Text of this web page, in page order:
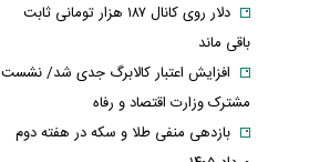
دلار روی کانال ۱۸۷ هزار تومانی ثابت
باقی ماند
افزایش اعتبار کالابرگ جدی شد/ نشست
مشترک وزارت اقتصاد و رفاه
بازدهی منفی طلا و سکه در هفته دوم